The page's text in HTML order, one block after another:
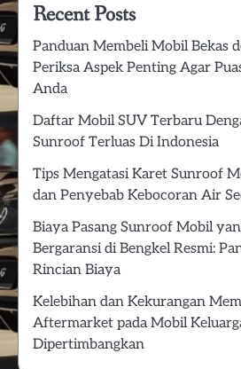
Recent Posts
Panduan Membeli Mobil Bekas
Periksa Aspek Penting Agar
Anda
Daftar Mobil SUV Terbaru
Sunroof Terluas Di Indonesia
Tips Mengatasi Karet Sunroof
dan Penyebab Kebocoran Air
Biaya Pasang Sunroof Mobil
Bergaransi di Bengkel Resmi:
Rincian Biaya
Kelebihan dan Kekurangan
Aftermarket pada Mobil
Dipertimbangkan